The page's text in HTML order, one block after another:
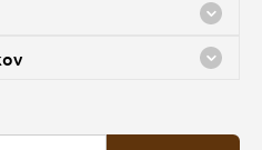
zatvorené